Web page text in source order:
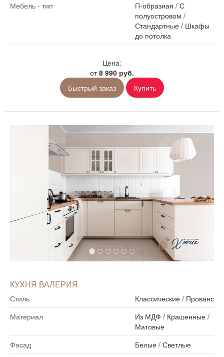
Мебель - тип
П-образная / С
полуостровом /
Стандартные/ Шкафы
до потолка
Цена:
от8 990 руб.
Быстрый заказ
Купить
КУХНЯ ВАЛЕРИЯ
Стиль Классические/ Прованс
Материал
Из МДФ / Крашенные/
Матовые
Фасад
Белые/ Светлые